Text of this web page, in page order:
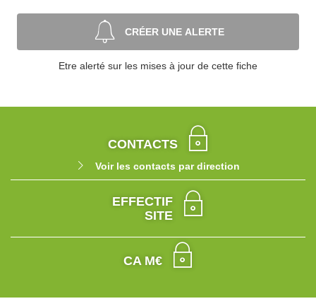
CRÉER UNE ALERTE
Etre alerté sur les mises à jour de cette fiche
CONTACTS
Voir les contacts par direction
EFFECTIF
SITE
CA M€